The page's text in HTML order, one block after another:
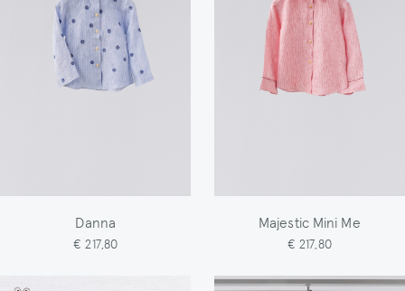
Danna
€ 217,80
Majestic Mini Me
€ 217,80